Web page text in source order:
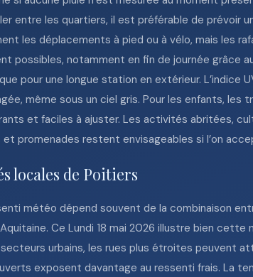
entre les quartiers, il est préférable de prévoir
les déplacements à pied ou à vélo, mais les
possibles, notamment en fin de journée grâce
pour une longue station en extérieur. L’indice
même sous un ciel gris. Pour les enfants,
et faciles à ajuster. Les activités abritées,
et promenades restent envisageables si l’on
locales de Poitiers
météo dépend souvent de la combinaison
Ce Lundi 18 mai 2026 illustre bien
urbains, les rues plus étroites peuvent
exposent davantage au ressenti frais. La